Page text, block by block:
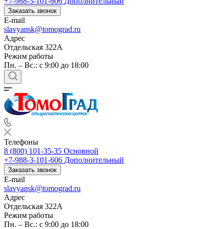
Заказать звонок
E-mail
slavyansk@tomograd.ru
Адрес
Отдельская 322А
Режим работы
Пн. – Вс.: с 9:00 до 18:00
Телефоны
8 (800) 101-35-35 Основной
+7-988-3-101-606 Дополнительный
Заказать звонок
E-mail
slavyansk@tomograd.ru
Адрес
Отдельская 322А
Режим работы
Пн. – Вс.: с 9:00 до 18:00